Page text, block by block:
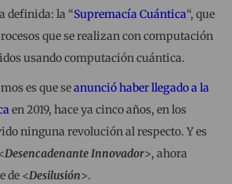
definida: la “Supremacía Cuántica“, que
que se realizan con computación
usando computación cuántica.
es que seanunció haber llegado a la
en 2019, hace ya cinco años, en los
ninguna revolución al respecto. Y es
Desencadenante Innovador>, ahora
de <Desilusión>.